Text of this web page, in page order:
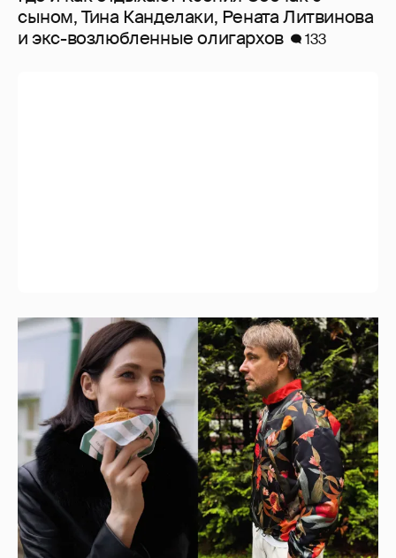
сыном, Тина Канделаки, Рената Литвинова
и экс-возлюбленные олигархов
133
Юлия Снигирь показала, как проводит
время с мужем Евгением Цыгановым